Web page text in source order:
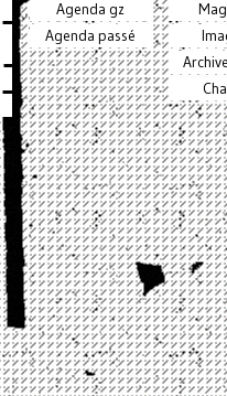
Agenda gz
Agenda passé